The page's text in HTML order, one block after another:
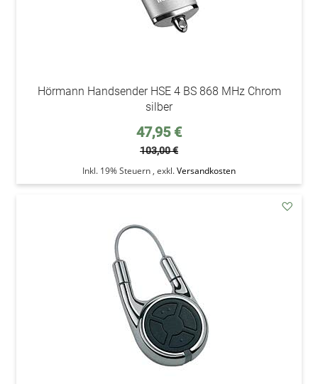
Hörmann Handsender HSE 4 BS 868 MHz Chrom
silber
Sonderpreis
47,95 €
103,00 €
Inkl. 19% Steuern , exkl.Versandkosten